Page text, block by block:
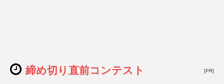
締め切り直前コンテスト [PR]